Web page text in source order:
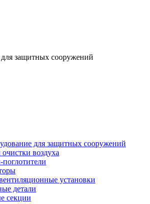
защитных сооружений
для защитных сооружений
воздуха
установки
детали
секции